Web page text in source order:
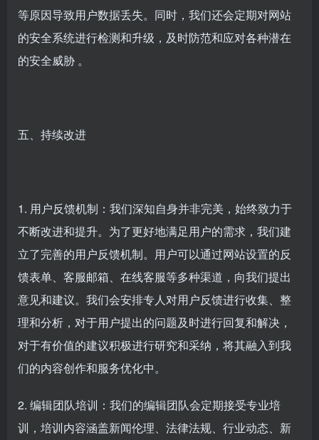
等原因导致用户数据丢失。同时，我们还会定期对网站
的安全系统进行检测和升级，及时防范和应对各种潜在
的安全威胁 。
五、持续改进
1. 用户反馈机制：我们深知自身并非完美，始终致力于
不断改进和提升。为了更好地满足用户的需求，我们建
立了完善的用户反馈机制。用户可以通过网站设置的反
馈表单、客服邮箱、在线客服等多种渠道，向我们提出
意见和建议。我们会安排专人对用户反馈进行收集、整
理和分析，对于用户提出的问题及时进行回复和解决，
对于有价值的建议积极进行研究和采纳，将其融入到我
们的内容创作和服务优化中。
2. 编辑团队培训：我们的编辑团队会定期接受专业培
训，培训内容涵盖新闻伦理、法律法规、行业动态、新